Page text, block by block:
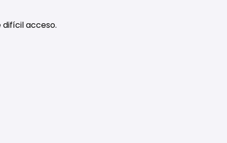
difícil acceso.